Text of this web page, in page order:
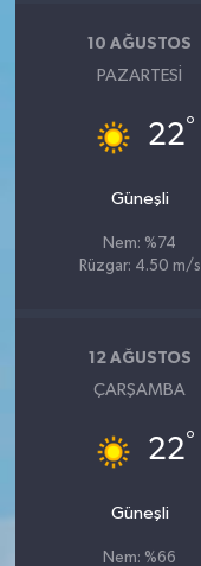
10 AĞUSTOS
PAZARTESI
22°
Güneşli
Nem: %74
Rüzgar: 4.50 m/s
12 AĞUSTOS
ÇARŞAMBA
22°
Güneşli
Nem: %66